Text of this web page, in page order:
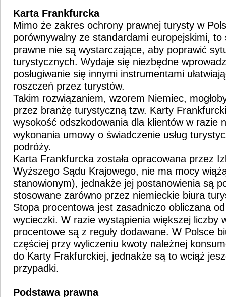
Karta Frankfurcka
Mimo że zakres ochrony prawnej turysty w
porównywalny ze standardami europejskimi, to
prawne nie są wystarczające, aby poprawić
turystycznych. Wydaje się niezbędne
posługiwanie się innymi instrumentami
roszczeń przez turystów.
Takim rozwiązaniem, wzorem Niemiec,
przez branżę turystyczną tzw. Karty
wysokość odszkodowania dla klientów w razie
wykonania umowy o świadczenie usług
podróży.
Karta Frankfurcka została opracowana przez
Wyższego Sądu Krajowego, nie ma mocy
stanowionym), jednakże jej postanowienia są
stosowane zarówno przez niemieckie biura
Stopa procentowa jest zasadniczo obliczana od
wycieczki. W razie wystąpienia większej liczby
procentowe są z reguły dodawane. W Polsce
częściej przy wyliczeniu kwoty należnej
do Karty Frakfurckiej, jednakże są to wciąż
przypadki.
Podstawa prawna